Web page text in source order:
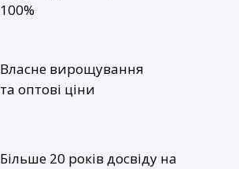
100%
Власне вирощування
та оптові ціни
Більше 20 років досвіду на
Термін постачання товару
1-3 робочі дні